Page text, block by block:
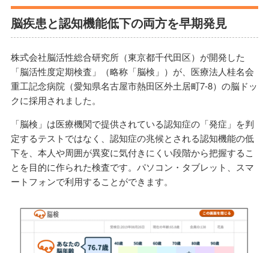
脳疾患と認知機能低下の両方を早期発見
株式会社脳活性総合研究所（東京都千代田区）が開発した
「脳活性度定期検査」（略称「脳検」）が、医療法人桂名会
重工記念病院（愛知県名古屋市熱田区外土居町7-8）の脳ドッ
クに採用されました。
「脳検」は医療機関で提供されている認知症の「発症」を判
定するテストではなく、認知症の兆候とされる認知機能の低
下を、本人や周囲が異変に気付きにくい段階から把握するこ
とを目的に作られた検査です。パソコン・タブレット、スマ
ートフォンで利用することができます。